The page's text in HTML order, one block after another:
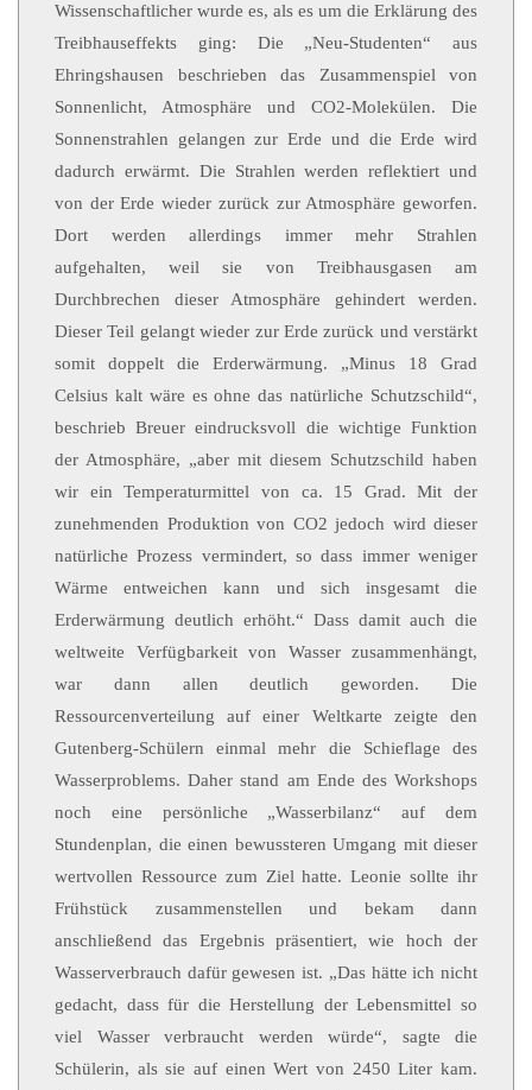
Wissenschaftlicher wurde es, als es um die Erklärung des
Treibhauseffekts ging: Die „Neu-Studenten“ aus
Ehringshausen beschrieben das Zusammenspiel von
Sonnenlicht, Atmosphäre und CO2-Molekülen. Die
Sonnenstrahlen gelangen zur Erde und die Erde wird
dadurch erwärmt. Die Strahlen werden reflektiert und
von der Erde wieder zurück zur Atmosphäre geworfen.
Dort werden allerdings immer mehr Strahlen
aufgehalten, weil sie von Treibhausgasen am
Durchbrechen dieser Atmosphäre gehindert werden.
Dieser Teil gelangt wieder zur Erde zurück und verstärkt
somit doppelt die Erderwärmung. „Minus 18 Grad
Celsius kalt wäre es ohne das natürliche Schutzschild“,
beschrieb Breuer eindrucksvoll die wichtige Funktion
der Atmosphäre, „aber mit diesem Schutzschild haben
wir ein Temperaturmittel von ca. 15 Grad. Mit der
zunehmenden Produktion von CO2 jedoch wird dieser
natürliche Prozess vermindert, so dass immer weniger
Wärme entweichen kann und sich insgesamt die
Erderwärmung deutlich erhöht.“ Dass damit auch die
weltweite Verfügbarkeit von Wasser zusammenhängt,
war dann allen deutlich geworden. Die
Ressourcenverteilung auf einer Weltkarte zeigte den
Gutenberg-Schülern einmal mehr die Schieflage des
Wasserproblems. Daher stand am Ende des Workshops
noch eine persönliche „Wasserbilanz“ auf dem
Stundenplan, die einen bewussteren Umgang mit dieser
wertvollen Ressource zum Ziel hatte.Leonie sollte ihr
Frühstück zusammenstellen und bekam dann
anschließend das Ergebnis präsentiert, wie hoch der
Wasserverbrauch dafür gewesen ist. „Das hätte ich nicht
gedacht, dass für die Herstellung der Lebensmittel so
viel Wasser verbraucht werden würde“, sagte die
Schülerin, als sie auf einen Wert von 2450 Liter kam.